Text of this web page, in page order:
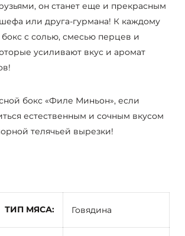
он станет еще и прекрасным
или друга-гурмана! К каждому
бокс с солью, смесью перцев и
усиливают вкус и аромат
бокс «Филе Миньон», если
естественным и сочным вкусом
телячьей вырезки!
ТИП МЯСА Говядина